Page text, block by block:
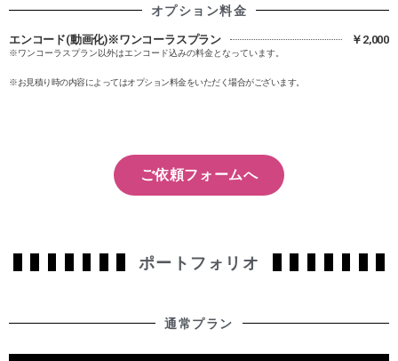
オプション料金
エンコード(動画化)※ワンコーラスプラン ￥2,000
※ワンコーラスプラン以外はエンコード込みの料金となっています。
※お見積り時の内容によってはオプション料金をいただく場合がございます。
ご依頼フォームへ
ポートフォリオ
通常プラン